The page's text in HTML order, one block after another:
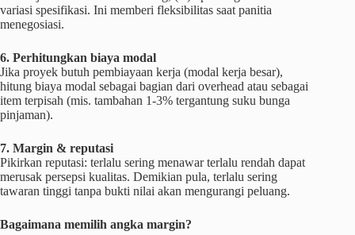
variasi spesifikasi. Ini memberi fleksibilitas saat panitia
menegosiasi.
6. Perhitungkan biaya modal
Jika proyek butuh pembiayaan kerja (modal kerja besar),
hitung biaya modal sebagai bagian dari overhead atau sebagai
item terpisah (mis. tambahan 1-3% tergantung suku bunga
pinjaman).
7. Margin & reputasi
Pikirkan reputasi: terlalu sering menawar terlalu rendah dapat
merusak persepsi kualitas. Demikian pula, terlalu sering
tawaran tinggi tanpa bukti nilai akan mengurangi peluang.
Bagaimana memilih angka margin?